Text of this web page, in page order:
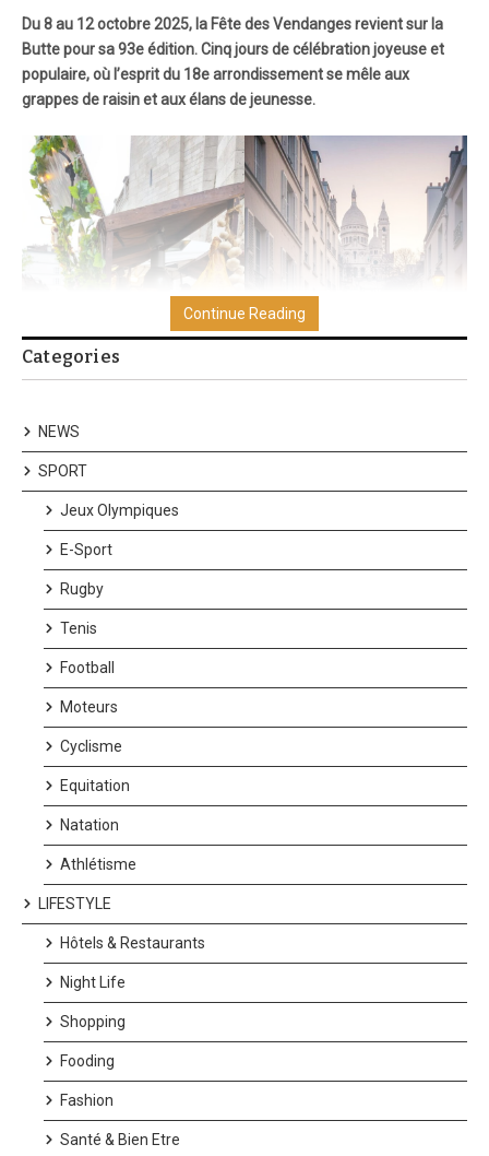
Du 8 au 12 octobre 2025, la Fête des Vendanges revient sur la
Butte pour sa 93e édition. Cinq jours de célébration joyeuse et
populaire, où l’esprit du 18e arrondissement se mêle aux
grappes de raisin et aux élans de jeunesse.
Photos : Paris 18e/Ville de Paris/DR
Continue Reading
Categories
NEWS
SPORT
Jeux Olympiques
E-Sport
Rugby
Tenis
Football
Moteurs
Cyclisme
Equitation
Natation
Athlétisme
LIFESTYLE
Hôtels & Restaurants
Night Life
Shopping
Fooding
Fashion
Santé & Bien Etre